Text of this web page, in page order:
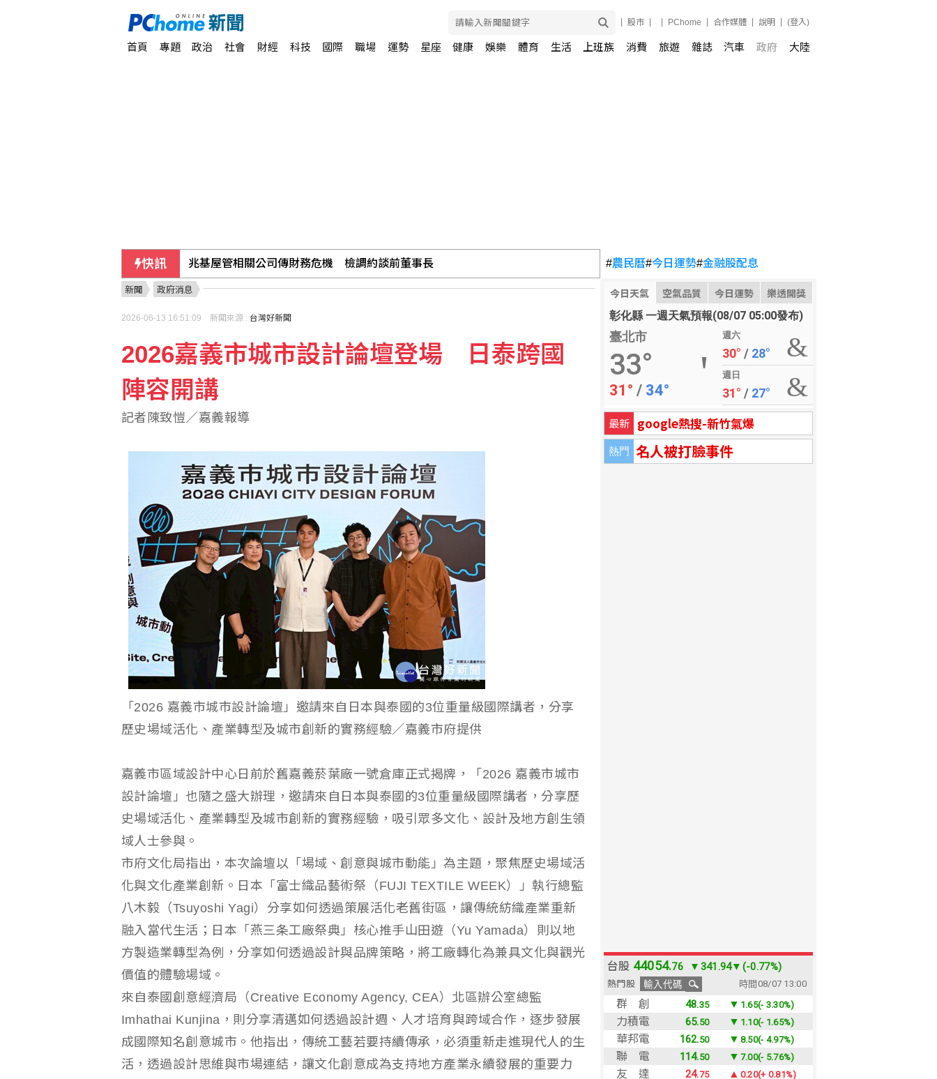
股市 PChome 合作媒體 說明 (登入)
首頁 專題 政治 社會 財經 科技 國際 職場 運勢 星座 健康 娛樂 體育 生活 上班族 消費 旅遊 雜誌 汽車 政府 大陸
快訊 兆基屋管相關公司傳財務危機 檢調約談前董事長
麥考爾：中國比俄羅斯難對付 無人機有助台灣防衛
咳一聲就漏尿？尿失禁是老化自然現象？醫揭：不同尿失禁的治療方式
#農民曆#今日運勢#金融股配息
今日天氣 空氣品質 今日運勢 樂透開獎
彰化縣 一週天氣預報(08/07 05:00發布)
臺北市
33°
31° / 34°
週六
30° / 28°
週日
31° / 27°
最新 google熱搜-新竹氣爆
熱門 名人被打臉事件
新聞 政府消息
2026-06-13 16:51:09 新聞來源 : 台灣好新聞
2026嘉義市城市設計論壇登場 日泰跨國
陣容開講
記者陳致愷／嘉義報導
「2026 嘉義市城市設計論壇」邀請來自日本與泰國的3位重量級國際講者，分享
歷史場域活化、產業轉型及城市創新的實務經驗／嘉義市府提供
嘉義市區域設計中心日前於舊嘉義菸葉廠一號倉庫正式揭牌，「2026 嘉義市城市
設計論壇」也隨之盛大辦理，邀請來自日本與泰國的3位重量級國際講者，分享歷
史場域活化、產業轉型及城市創新的實務經驗，吸引眾多文化、設計及地方創生領
域人士參與。
市府文化局指出，本次論壇以「場域、創意與城市動能」為主題，聚焦歷史場域活
化與文化產業創新。日本「富士織品藝術祭（FUJI TEXTILE WEEK）」執行總監
八木毅（Tsuyoshi Yagi）分享如何透過策展活化老舊街區，讓傳統紡織產業重新
融入當代生活；日本「燕三条工廠祭典」核心推手山田遊（Yu Yamada）則以地
方製造業轉型為例，分享如何透過設計與品牌策略，將工廠轉化為兼具文化與觀光
價值的體驗場域。
來自泰國創意經濟局（Creative Economy Agency, CEA）北區辦公室總監
Imhathai Kunjina，則分享清邁如何透過設計週、人才培育與跨域合作，逐步發展
成國際知名創意城市。他指出，傳統工藝若要持續傳承，必須重新走進現代人的生
活，透過設計思維與市場連結，讓文化創意成為支持地方產業永續發展的重要力